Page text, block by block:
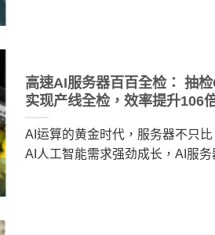
高速AI服务器百百全检： 抽
实现产线全检，效率提升106
AI运算的黄金时代，服务器不只
AI人工智能需求强劲成长，AI服务